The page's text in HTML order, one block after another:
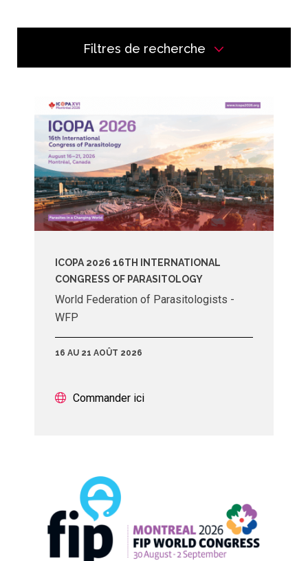
Filtres de recherche
ICOPA 2026 16TH INTERNATIONAL
CONGRESS OF PARASITOLOGY
World Federation of Parasitologists -
WFP
16 AU 21 AOÛT 2026
Commander ici